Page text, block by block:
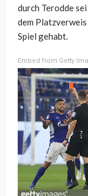
durch Terodde
dem
Spiel gehabt.
Embed from Getty